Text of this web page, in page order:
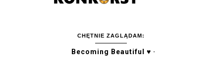
CHĘTNIE ZAGLĄDAM:
Becoming Beautiful ♥ ·